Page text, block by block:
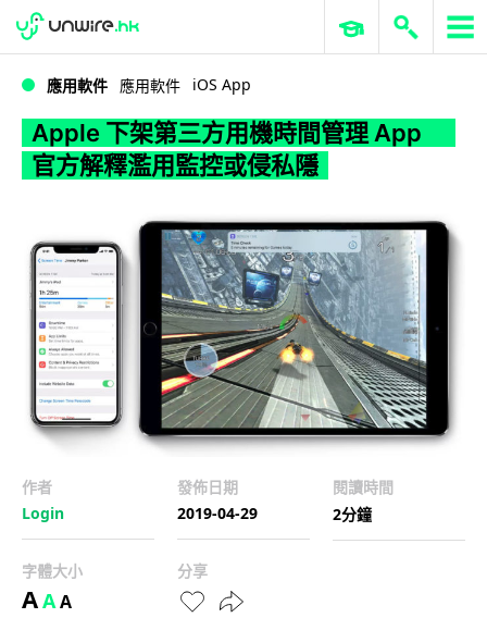
WWDC 2026 ERP 與商業 AI
應用軟件 應用軟件 iOS App
Apple 下架第三方用機時間管理 App
官方解釋濫用監控或侵私隱
作者
Login
發佈日期
2019-04-29
閱讀時間
2分鐘
字體大小
AAA
分享